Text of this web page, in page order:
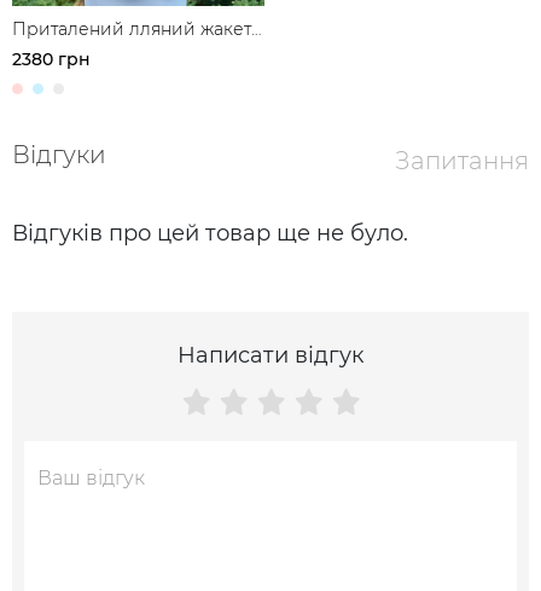
Приталений лляний жакет з
акцентною талією
2380 грн
Відгуки Запитання
Відгуків про цей товар ще не було.
Написати відгук